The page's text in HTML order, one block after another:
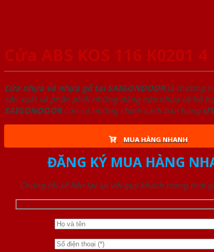
Cửa ABS KOS 116 K0201 4
Cửa nhựa và nhựa gỗ tại SAIGONDOORlà thương
sản xuất và phân phối những dòng cửa nhựa và hỗ
SAIGONDOORcòn có những chính sách bán hàng
MUA HÀNG NHANH
ĐĂNG KÝ MUA HÀNG
Chúng tôi sẽ liên lạc lại với quý khách trong thời